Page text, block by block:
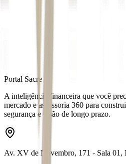
Portal Sacre
A inteligência financeira que você
mercado e assessoria 360 para
segurança e visão de longo prazo.
Av. XV de Novembro, 171 - Sala 01,